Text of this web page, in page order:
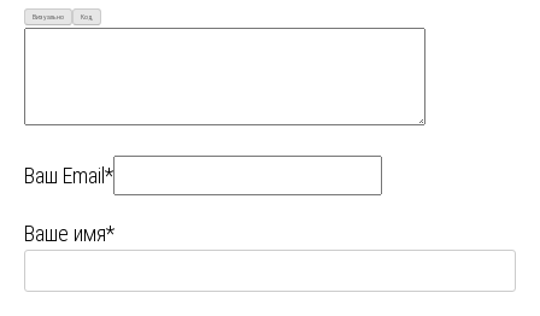
Визуально Код
Ваш Email*
Ваше имя*